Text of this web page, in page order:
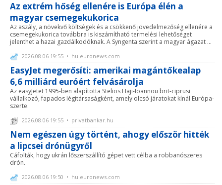
Az extrém hőség ellenére is Európa élén a
magyar csemegekukorica
Az aszály, a növekvő költségek és a csökkenő jövedelmezőség ellenére a
csemegekukorica továbbra is kiszámítható termelési lehetőséget
jelenthet a hazai gazdálkodóknak. A Syngenta szerint a magyar ágazat ...
2026.08.06 19:55 • hu.euronews.com
EasyJet megerősíti: amerikai magántőkealap
6,6 milliárd euróért felvásárolja
Az easyJetet 1995-ben alapította Stelios Haji-Ioannou brit-ciprusi
vállalkozó, fapados légitársaságként, amely olcsó járatokat kínál Európa-
szerte.
2026.08.06 19:55 • privatbankar.hu
Nem egészen úgy történt, ahogy először hitték
a lipcsei drónügyről
Cáfolták, hogy ukrán lőszerszállító gépet vett célba a robbanószeres
drón.
2026.08.06 19:50 • hu.euronews.com